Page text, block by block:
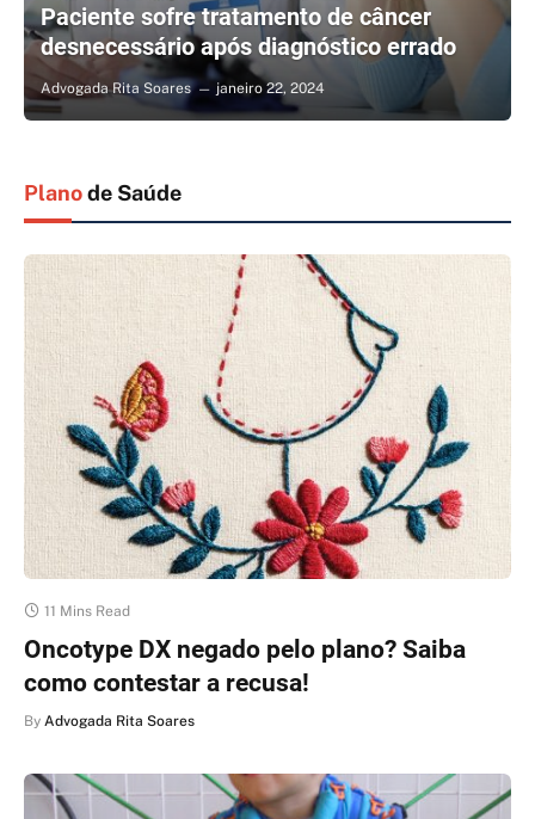
Paciente sofre tratamento de câncer
desnecessário após diagnóstico errado
Advogada Rita Soares janeiro 22, 2024
Planode Saúde
11 Mins Read
Oncotype DX negado pelo plano? Saiba
como contestar a recusa!
By Advogada Rita Soares